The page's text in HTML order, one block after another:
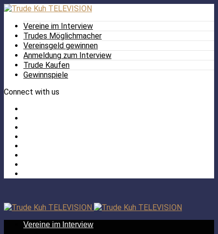
Vereine im Interview
Trudes Möglichmacher
Vereinsgeld gewinnen
Anmeldung zum Interview
Trude Kaufen
Gewinnspiele
Connect with us
Vereine im Interview